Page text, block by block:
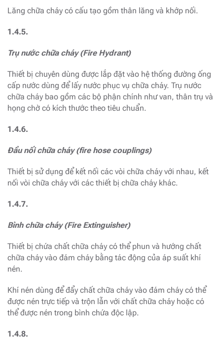
Lăng chữa cháy có cấu tạo gồm thân lăng và khớp nối.
1.4.5.
Trụ nước chữa cháy (Fire Hydrant)
Thiết bị chuyên dùng được lắp đặt vào hệ thống đường ống
cấp nước dùng để lấy nước phục vụ chữa cháy. Trụ nước
chữa cháy bao gồm các bộ phận chính như van, thân trụ và
họng chờ có kích thước theo tiêu chuẩn.
1.4.6.
Đầu nối chữa cháy (fire hose couplings)
Thiết bị sử dụng để kết nối các vòi chữa cháy với nhau, kết
nối vòi chữa cháy với các thiết bị chữa cháy khác.
1.4.7.
Bình chữa cháy (Fire Extinguisher)
Thiết bị chứa chất chữa cháy có thể phun và hướng chất
chữa cháy vào đám cháy bằng tác động của áp suất khí
nén.
Khí nén dùng để đẩy chất chữa cháy vào đám cháy có thể
được nén trực tiếp và trộn lẫn với chất chữa cháy hoặc có
thể được nén trong bình chứa độc lập.
1.4.8.